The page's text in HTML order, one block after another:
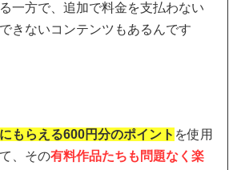
一方で、追加で料金を支払わない
きないコンテンツもあるんです
もらえる600円分のポイント を使用
、その有料作品たちも問題なく楽